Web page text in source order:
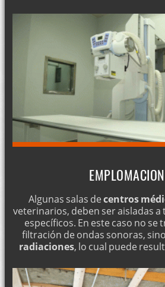
Algunas salas decentros
veterinarios, deben ser aisladas a
específicos. En este caso no se
filtración de ondas sonoras,
radiaciones, lo cual puede